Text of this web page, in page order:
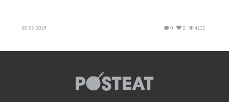
08-05-2019 4122
3
0